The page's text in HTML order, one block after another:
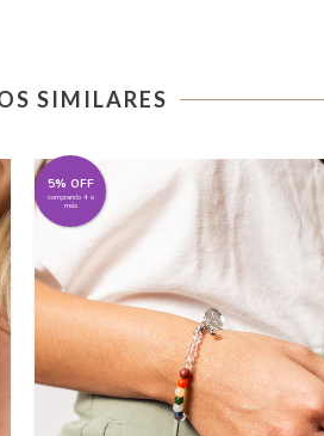
SIMILARES
5% OFF
comprando 4 o
más